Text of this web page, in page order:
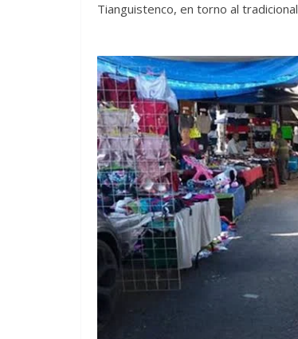
Tianguistenco, en torno al tradicional